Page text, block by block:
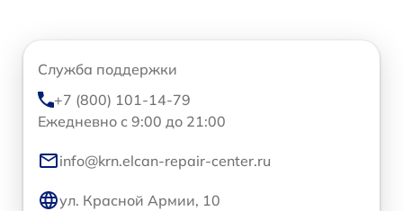
Служба поддержки
+7 (800) 101-14-79
Ежедневно с 9:00 до 21:00
info@krn.elcan-repair-center.ru
ул. Красной Армии, 10